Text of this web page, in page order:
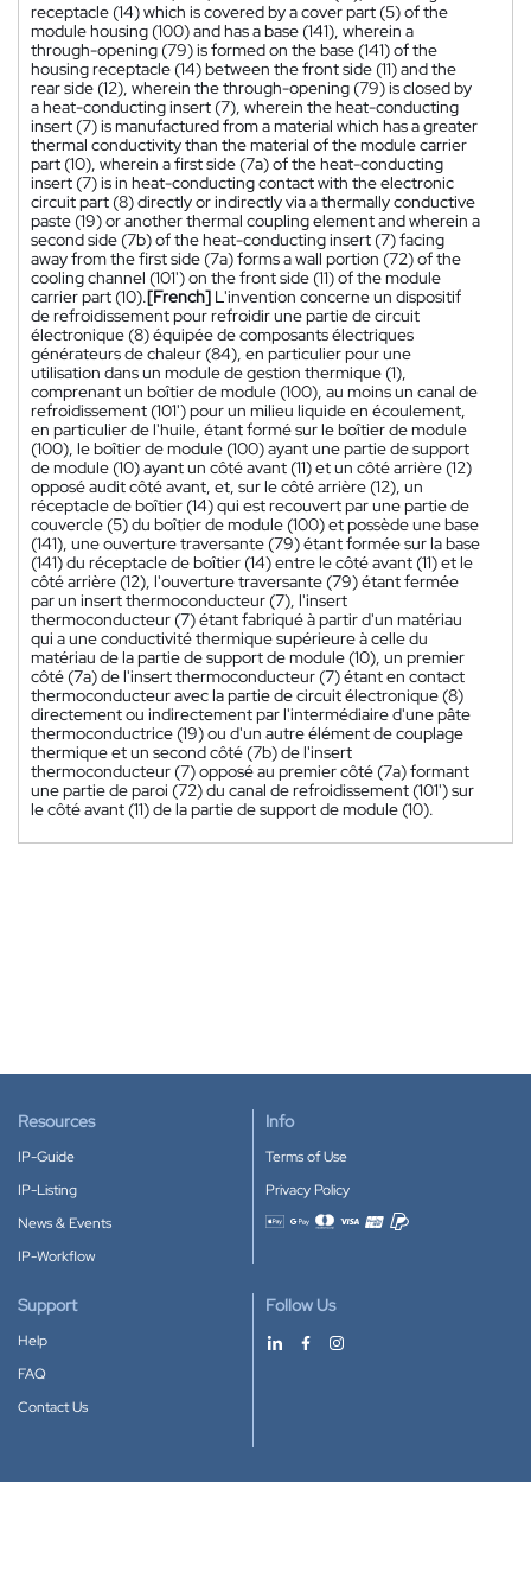
receptacle (14) which is covered by a cover part (5) of the
module housing (100) and has a base (141), wherein a
through-opening (79) is formed on the base (141) of the
housing receptacle (14) between the front side (11) and the
rear side (12), wherein the through-opening (79) is closed by
a heat-conducting insert (7), wherein the heat-conducting
insert (7) is manufactured from a material which has a greater
thermal conductivity than the material of the module carrier
part (10), wherein a first side (7a) of the heat-conducting
insert (7) is in heat-conducting contact with the electronic
circuit part (8) directly or indirectly via a thermally conductive
paste (19) or another thermal coupling element and wherein a
second side (7b) of the heat-conducting insert (7) facing
away from the first side (7a) forms a wall portion (72) of the
cooling channel (101') on the front side (11) of the module
carrier part (10).[French] L'invention concerne un dispositif
de refroidissement pour refroidir une partie de circuit
électronique (8) équipée de composants électriques
générateurs de chaleur (84), en particulier pour une
utilisation dans un module de gestion thermique (1),
comprenant un boîtier de module (100), au moins un canal de
refroidissement (101') pour un milieu liquide en écoulement,
en particulier de l'huile, étant formé sur le boîtier de module
(100), le boîtier de module (100) ayant une partie de support
de module (10) ayant un côté avant (11) et un côté arrière (12)
opposé audit côté avant, et, sur le côté arrière (12), un
réceptacle de boîtier (14) qui est recouvert par une partie de
couvercle (5) du boîtier de module (100) et possède une base
(141), une ouverture traversante (79) étant formée sur la base
(141) du réceptacle de boîtier (14) entre le côté avant (11) et le
côté arrière (12), l'ouverture traversante (79) étant fermée
par un insert thermoconducteur (7), l'insert
thermoconducteur (7) étant fabriqué à partir d'un matériau
qui a une conductivité thermique supérieure à celle du
matériau de la partie de support de module (10), un premier
côté (7a) de l'insert thermoconducteur (7) étant en contact
thermoconducteur avec la partie de circuit électronique (8)
directement ou indirectement par l'intermédiaire d'une pâte
thermoconductrice (19) ou d'un autre élément de couplage
thermique et un second côté (7b) de l'insert
thermoconducteur (7) opposé au premier côté (7a) formant
une partie de paroi (72) du canal de refroidissement (101') sur
le côté avant (11) de la partie de support de module (10).
Resources
IP-Guide
IP-Listing
News & Events
IP-Workflow
Info
Terms of Use
Privacy Policy
Accepted payment methods
Support
Help
FAQ
Contact Us
Follow Us